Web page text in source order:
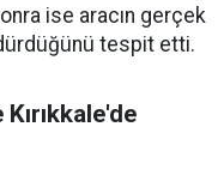
ise aracın gerçek
tespit etti.